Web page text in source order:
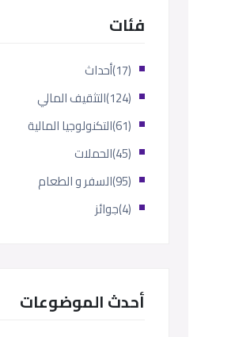
فئات
أحداث
(17)
التثقيف المالي
(124)
التكنولوجيا المالية
(61)
الحملات
(45)
السفر و الطعام
(95)
جوائز (4)
أحدث الموضوعات